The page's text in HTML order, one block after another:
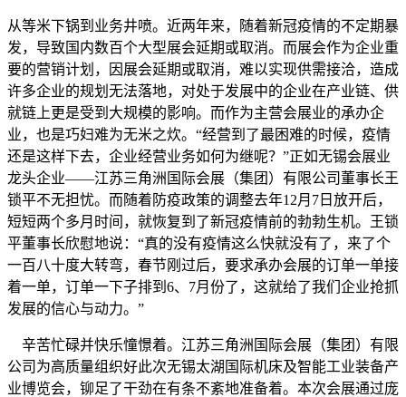
从等米下锅到业务井喷。近两年来，随着新冠疫情的不定期暴
发，导致国内数百个大型展会延期或取消。而展会作为企业重
要的营销计划，因展会延期或取消，难以实现供需接洽，造成
许多企业的规划无法落地，对处于发展中的企业在产业链、供
就链上更是受到大规模的影响。而作为主营会展业的承办企
业，也是巧妇难为无米之炊。“经营到了最困难的时候，疫情
还是这样下去，企业经营业务如何为继呢？”正如无锡会展业
龙头企业——江苏三角洲国际会展（集团）有限公司董事长王
锁平不无担忧。而随着防疫政策的调整去年12月7日放开后，
短短两个多月时间，就恢复到了新冠疫情前的勃勃生机。王锁
平董事长欣慰地说：“真的没有疫情这么快就没有了，来了个
一百八十度大转弯，春节刚过后，要求承办会展的订单一单接
着一单，订单一下子排到6、7月份了，这就给了我们企业抢抓
发展的信心与动力。”
辛苦忙碌并快乐憧憬着。江苏三角洲国际会展（集团）有限
公司为高质量组织好此次无锡太湖国际机床及智能工业装备产
业博览会，铆足了干劲在有条不紊地准备着。本次会展通过庞